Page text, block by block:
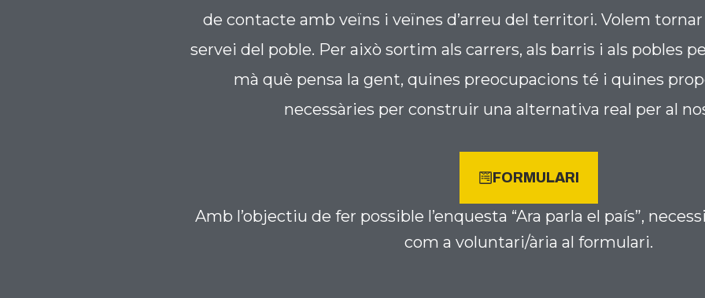
de contacte amb veïns i veïnes d’arreu del territori. Volem tornar
servei del poble. Per això sortim als carrers, als barris i als pobles
mà què pensa la gent, quines preocupacions té i quines
necessàries per construir una alternativa real per al
FORMULARI
Amb l’objectiu de fer possible l’enquesta “Ara parla el país”,
com a voluntari/ària al formulari.